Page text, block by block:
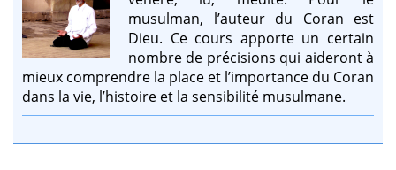
musulman, l’auteur du Coran est
Dieu. Ce cours apporte un certain
nombre de précisions qui aideront à
mieux comprendre la place et l’importance du Coran
dans la vie, l’histoire et la sensibilité musulmane.